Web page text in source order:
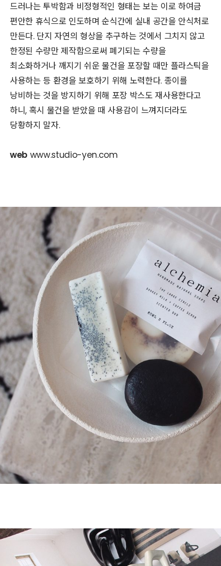
드러나는 투박함과 비정형적인 형태는 보는 이로 하여금
편안한 휴식으로 인도하며 순식간에 실내 공간을 안식처로
만든다. 단지 자연의 형상을 추구하는 것에서 그치지 않고
한정된 수량만 제작함으로써 폐기되는 수량을
최소화하거나 깨지기 쉬운 물건을 포장할 때만 플라스틱을
사용하는 등 환경을 보호하기 위해 노력한다. 종이를
낭비하는 것을 방지하기 위해 포장 박스도 재사용한다고
하니, 혹시 물건을 받았을 때 사용감이 느껴지더라도
당황하지 말자.
web www.studio-yen.com